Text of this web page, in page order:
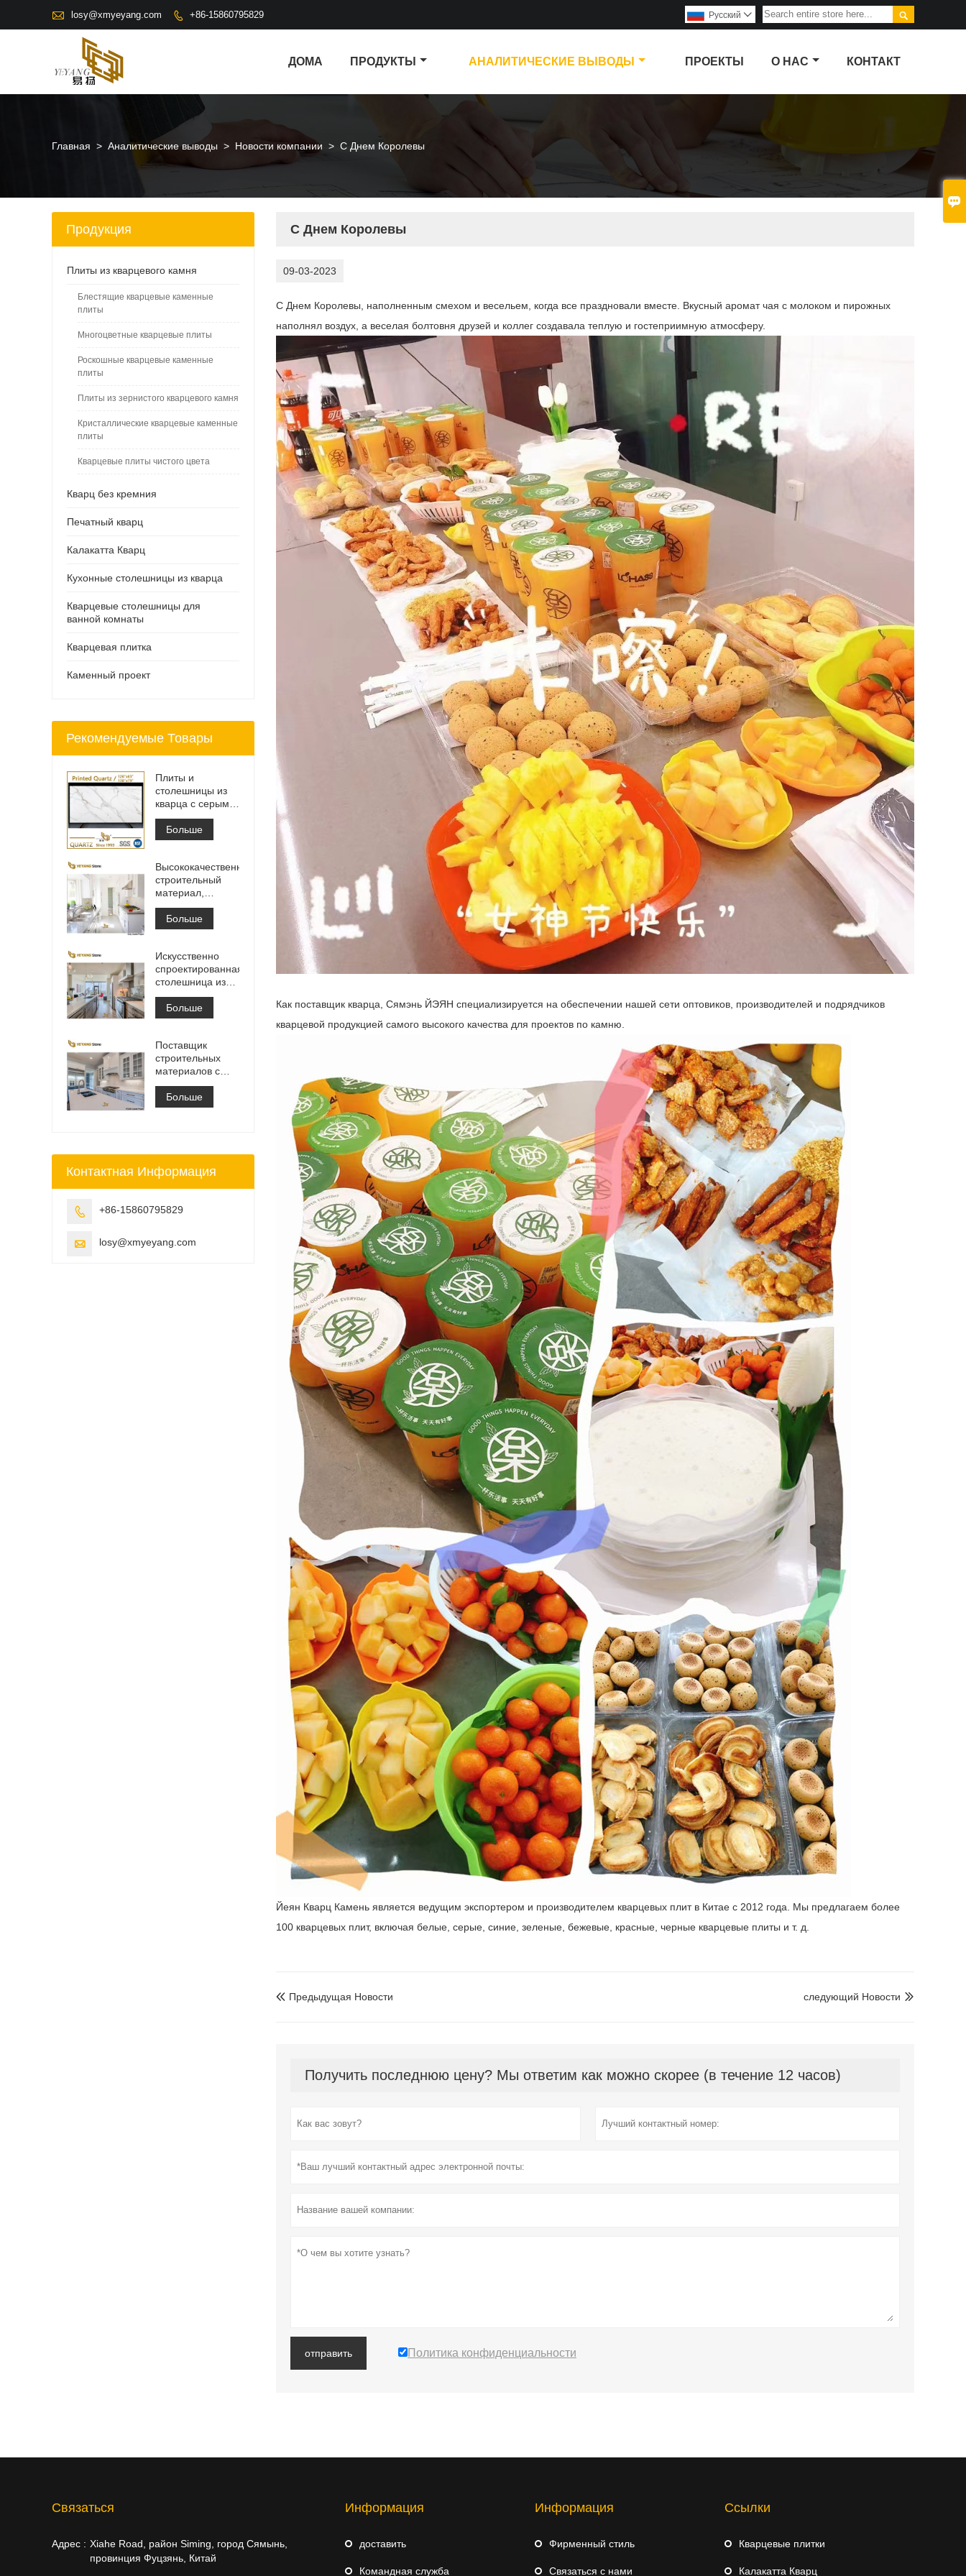

 losy@xmyeyang.com  +86-15860795829 
Pусский 
ДОМА ПРОДУКТЫ АНАЛИТИЧЕСКИЕ ВЫВОДЫ ПРОЕКТЫ О НАС КОНТАКТ
Главная > Аналитические выводы > Новости компании > С Днем Королевы
С Днем Королевы
09-03-2023
С Днем Королевы, наполненным смехом и весельем, когда все праздновали вместе. Вкусный аромат чая с молоком и пирожных
наполнял воздух, а веселая болтовня друзей и коллег создавала теплую и гостеприимную атмосферу.
Как поставщик кварца, Сямэнь ЙЭЯН специализируется на обеспечении нашей сети оптовиков, производителей и подрядчиков
кварцевой продукцией самого высокого качества для проектов по камню.
Йеян Кварц Камень является ведущим экспортером и производителем кварцевых плит в Китае с 2012 года. Мы предлагаем более
100 кварцевых плит, включая белые, серые, синие, зеленые, бежевые, красные, черные кварцевые плиты и т. д.
 Предыдущая Hовости 
следующий Hовости
Получить последнюю цену? Мы ответим как можно скорее (в течение 12 часов)
отправить Политика конфиденциальности
Продукция
Плиты из кварцевого камня
Блестящие кварцевые каменные
плиты
Многоцветные кварцевые плиты
Роскошные кварцевые каменные
плиты
Плиты из зернистого кварцевого камня
Кристаллические кварцевые каменные
плиты
Кварцевые плиты чистого цвета
Кварц без кремния
Печатный кварц
Калакатта Кварц
Кухонные столешницы из кварца
Кварцевые столешницы для
ванной комнаты
Кварцевая плитка
Каменный проект
Рекомендуемые Товары
Плиты и
столешницы из
кварца с серыми
прожилками с
принтом | Кварц
с принтом по
PQ005
Больше
Высококачественный
строительный
материал,
каменная
напольная
плитка, светло-
проекты
Больше
Искусственно
спроектированная
столешница из
белого
кварцевого камня
Калакатта,
туалетного
столика и
рабочая плита
Больше
Поставщик
строительных
материалов с
твердой
поверхностью из
искусственного
Больше
Контактная Информация
 +86-15860795829
 losy@xmyeyang.com
Cвязаться
Адрес : Xiahe Road, район Siming, город Сямынь,
провинция Фуцзянь, Китай
Информация
доставить
Командная служба
Информация
Фирменный стиль
Связаться с нами
Ссылки
Кварцевые плитки
Калакатта Кварц